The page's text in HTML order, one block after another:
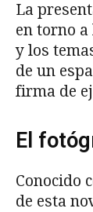
La
en torno a
y los
de un
firma de
El
Conocido
de esta